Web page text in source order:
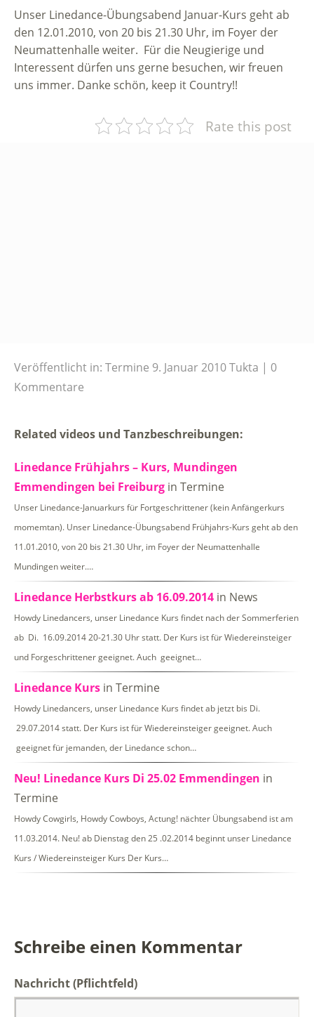
Unser Linedance-Übungsabend Januar-Kurs geht ab
den 12.01.2010, von 20 bis 21.30 Uhr, im Foyer der
Neumattenhalle weiter. Für die Neugierige und
Interessent dürfen uns gerne besuchen, wir freuen
uns immer. Danke schön, keep it Country!!
Rate this post
Veröffentlicht in: Termine 9. Januar 2010Tukta
0
Kommentare
Related videos und Tanzbeschreibungen:
Linedance Frühjahrs – Kurs, Mundingen
Emmendingen bei Freiburg in Termine
Unser Linedance-Januarkurs für Fortgeschrittener (kein Anfängerkurs
momemtan). Unser Linedance-Übungsabend Frühjahrs-Kurs geht ab den
11.01.2010, von 20 bis 21.30 Uhr, im Foyer der Neumattenhalle
Mundingen weiter.…
Linedance Herbstkurs ab 16.09.2014 in News
Howdy Linedancers, unser Linedance Kurs findet nach der Sommerferien
ab Di. 16.09.2014 20-21.30 Uhr statt. Der Kurs ist für Wiedereinsteiger
und Forgeschrittener geeignet. Auch geeignet…
Linedance Kurs in Termine
Howdy Linedancers, unser Linedance Kurs findet ab jetzt bis Di.
29.07.2014 statt. Der Kurs ist für Wiedereinsteiger geeignet. Auch
geeignet für jemanden, der Linedance schon…
Neu! Linedance Kurs Di 25.02 Emmendingen in
Termine
Howdy Cowgirls, Howdy Cowboys, Actung! nächter Übungsabend ist am
11.03.2014. Neu! ab Dienstag den 25 .02.2014 beginnt unser Linedance
Kurs / Wiedereinsteiger Kurs Der Kurs…
Schreibe einen Kommentar
Nachricht(Pflichtfeld)